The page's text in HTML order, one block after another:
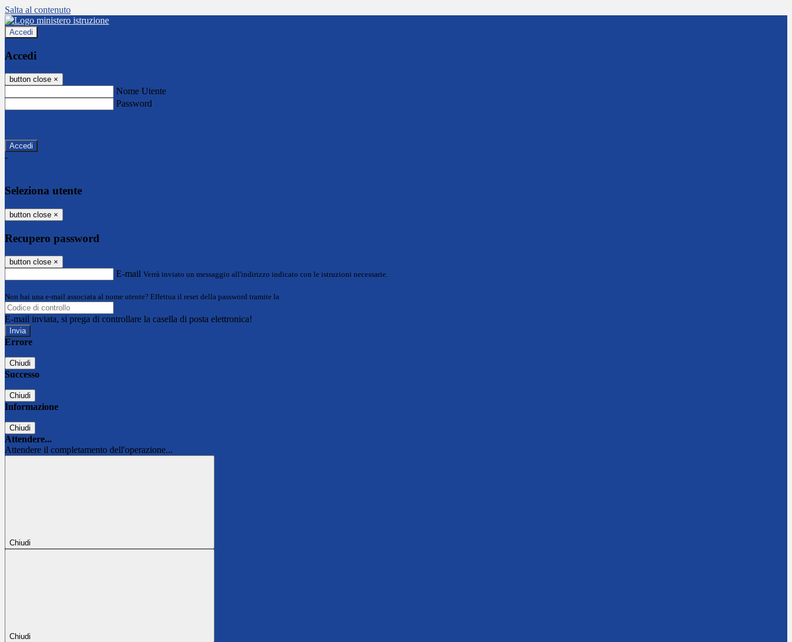
Salta al contenuto
Accedi
Accedi
button close ×
Nome Utente
Password
-
Seleziona utente
button close ×
Recupero password
button close ×
E-mail Verrà inviato un messaggio all'indirizzo indicato con le istruzioni necessarie.
Non hai una e-mail associata al nome utente? Effettua il reset della password tramite la
E-mail inviata, si prega di controllare la casella di posta elettronica!
Errore
Chiudi
Successo
Chiudi
Informazione
Chiudi
Attendere...
Attendere il completamento dell'operazione...
Chiudi
Chiudi